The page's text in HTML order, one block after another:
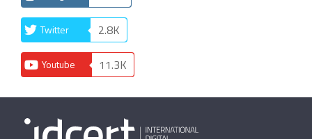
Twitter 2.8K
Youtube 11.3K